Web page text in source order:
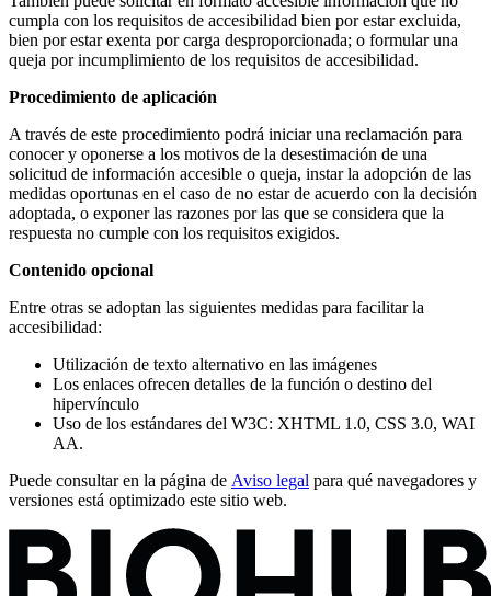
cumpla con los requisitos de accesibilidad bien por estar excluida,
bien por estar exenta por carga desproporcionada; o formular una
queja por incumplimiento de los requisitos de accesibilidad.
Procedimiento de aplicación
A través de este procedimiento podrá iniciar una reclamación para
conocer y oponerse a los motivos de la desestimación de una
solicitud de información accesible o queja, instar la adopción de las
medidas oportunas en el caso de no estar de acuerdo con la decisión
adoptada, o exponer las razones por las que se considera que la
respuesta no cumple con los requisitos exigidos.
Contenido opcional
Entre otras se adoptan las siguientes medidas para facilitar la
accesibilidad:
Utilización de texto alternativo en las imágenes
Los enlaces ofrecen detalles de la función o destino del
hipervínculo
Uso de los estándares del W3C: XHTML 1.0, CSS 3.0, WAI
AA.
Puede consultar en la página de Aviso legal para qué navegadores y
versiones está optimizado este sitio web.